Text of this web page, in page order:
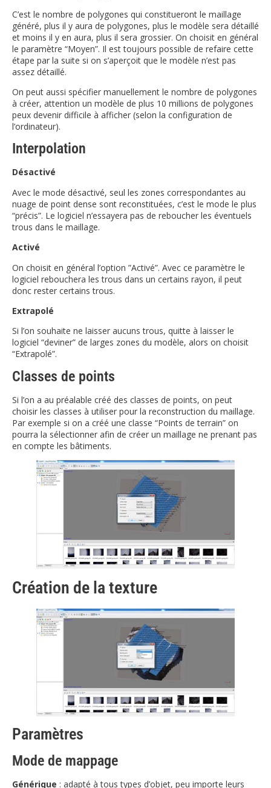
C’est le nombre de polygones qui constitueront le maillage
généré, plus il y aura de polygones, plus le modèle sera détaillé
et moins il y en aura, plus il sera grossier. On choisit en général
le paramètre “Moyen”. Il est toujours possible de refaire cette
étape par la suite si on s’aperçoit que le modèle n’est pas
assez détaillé.
On peut aussi spécifier manuellement le nombre de polygones
à créer, attention un modèle de plus 10 millions de polygones
peux devenir difficile à afficher (selon la configuration de
l’ordinateur).
Interpolation
Désactivé
Avec le mode désactivé, seul les zones correspondantes au
nuage de point dense sont reconstituées, c’est le mode le plus
“précis”. Le logiciel n’essayera pas de reboucher les éventuels
trous dans le maillage.
Activé
On choisit en général l’option ”Activé”. Avec ce paramètre le
logiciel rebouchera les trous dans un certains rayon, il peut
donc rester certains trous.
Extrapolé
Si l’on souhaite ne laisser aucuns trous, quitte à laisser le
logiciel “deviner” de larges zones du modèle, alors on choisit
“Extrapolé”.
Classes de points
Si l’on a au préalable créé des classes de points, on peut
choisir les classes à utiliser pour la reconstruction du maillage.
Par exemple si on a créé une classe “Points de terrain” on
pourra la sélectionner afin de créer un maillage ne prenant pas
en compte les bâtiments.
Création de la texture
Paramètres
Mode de mappage
Générique : adapté à tous types d’objet, peu importe leurs